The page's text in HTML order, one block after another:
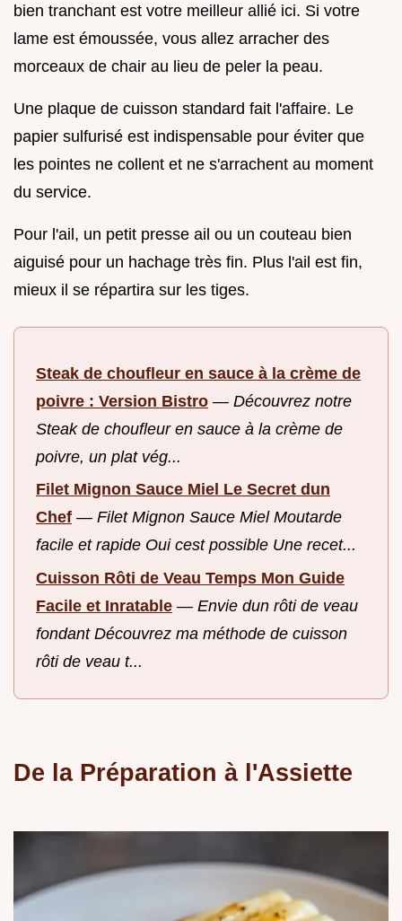
bien tranchant est votre meilleur allié ici. Si votre
lame est émoussée, vous allez arracher des
morceaux de chair au lieu de peler la peau.
Une plaque de cuisson standard fait l'affaire. Le
papier sulfurisé est indispensable pour éviter que
les pointes ne collent et ne s'arrachent au moment
du service.
Pour l'ail, un petit presse ail ou un couteau bien
aiguisé pour un hachage très fin. Plus l'ail est fin,
mieux il se répartira sur les tiges.
Steak de choufleur en sauce à la crème de
poivre : Version Bistro — Découvrez notre
Steak de choufleur en sauce à la crème de
poivre, un plat vég...
Filet Mignon Sauce Miel Le Secret dun
Chef — Filet Mignon Sauce Miel Moutarde
facile et rapide Oui cest possible Une recet...
Cuisson Rôti de Veau Temps Mon Guide
Facile et Inratable — Envie dun rôti de veau
fondant Découvrez ma méthode de cuisson
rôti de veau t...
De la Préparation à l'Assiette